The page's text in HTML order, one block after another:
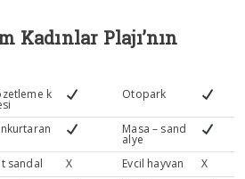
Kadınlar Plajı’nın
k Otopark
Masa – sand
alye
sandal X Evcil hayvan
X